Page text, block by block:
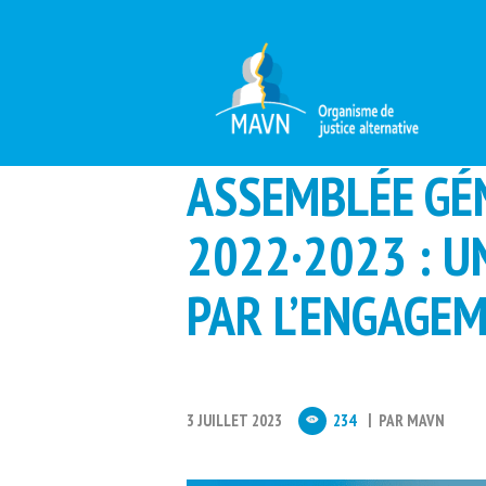
ASSEMBLÉE
2022·2023 :
PAR
3 JUILLET 2023 234 PAR MAVN